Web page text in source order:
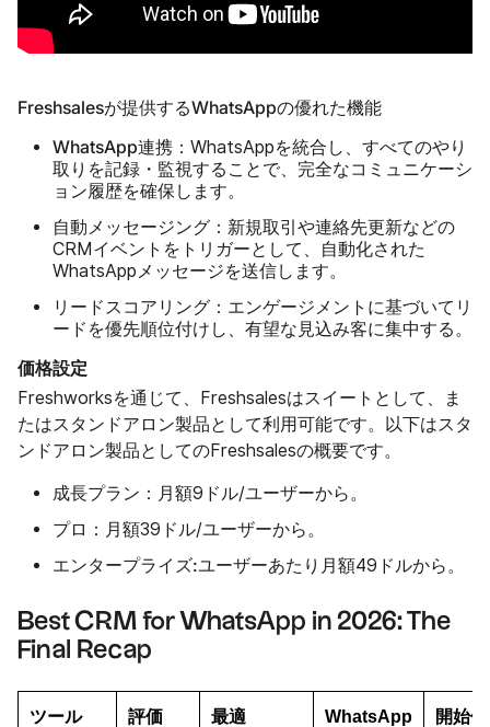
Freshsalesが提供するWhatsAppの優れた機能
WhatsApp連携 ：WhatsAppを統合し、すべてのやり
取りを記録・監視することで、完全なコミュニケーシ
ョン履歴を確保します。
自動メッセージング ：新規取引や連絡先更新などの
CRMイベントをトリガーとして、自動化された
WhatsAppメッセージを送信します。
リードスコアリング ：エンゲージメントに基づいてリ
ードを優先順位付けし、有望な見込み客に集中する。
価格設定
Freshworksを通じて、Freshsalesはスイートとして、ま
たはスタンドアロン製品として利用可能です。以下はスタ
ンドアロン製品としてのFreshsalesの概要です。
成長プラン： 月額9ドル/ユーザーから。
プロ： 月額39ドル/ユーザーから。
エンタープライズ:ユーザーあたり月額49ドルから。
Best CRM for WhatsApp in 2026: The
Final Recap
ツール 評価 最適 WhatsApp 開始